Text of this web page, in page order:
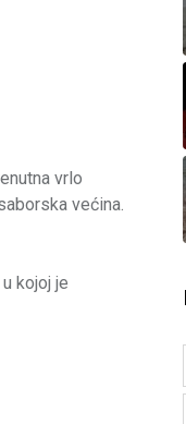
vrlo
većina.
kojoj je